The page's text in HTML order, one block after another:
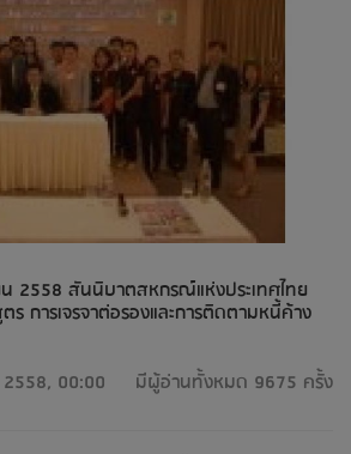
2558 สันนิบาตสหกรณ์แห่งประเทศไทย
การเจรจาต่อรองและการติดตามหนี้ค้าง
00:00
มีผู้อ่านทั้งหมด 9675 ครั้ง